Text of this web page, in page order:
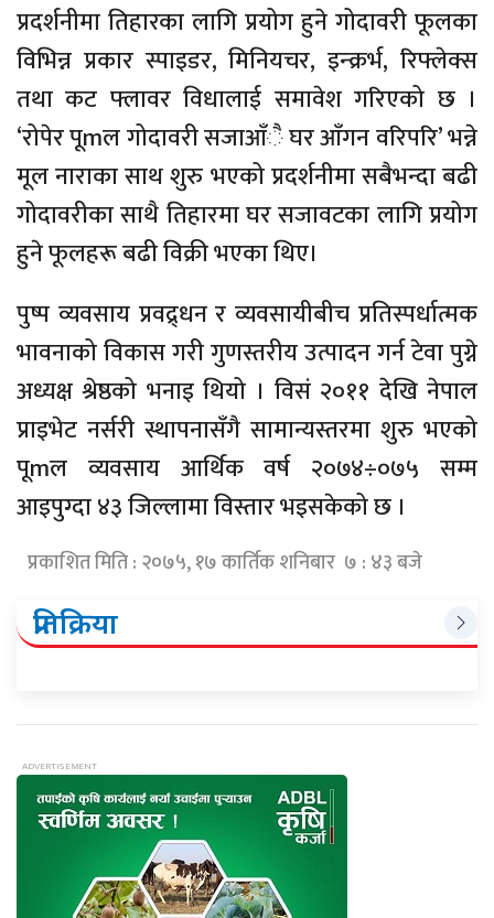
प्रदर्शनीमा तिहारका लागि प्रयोग हुने गोदावरी फूलका
विभिन्न प्रकार स्पाइडर, मिनियचर, इन्क्रर्भ, रिफ्लेक्स
तथा कट फ्लावर विधालाई समावेश गरिएको छ ।
‘रोपेर पूmल गोदावरी सजाआँै घर आँगन वरिपरि’ भन्ने
मूल नाराका साथ शुरु भएको प्रदर्शनीमा सबैभन्दा बढी
गोदावरीका साथै तिहारमा घर सजावटका लागि प्रयोग
हुने फूलहरू बढी विक्री भएका थिए।
पुष्प व्यवसाय प्रवद्र्धन र व्यवसायीबीच प्रतिस्पर्धात्मक
भावनाको विकास गरी गुणस्तरीय उत्पादन गर्न टेवा पुग्ने
अध्यक्ष श्रेष्ठको भनाइ थियो । विसं २०११ देखि नेपाल
प्राइभेट नर्सरी स्थापनासँगै सामान्यस्तरमा शुरु भएको
पूmल व्यवसाय आर्थिक वर्ष २०७४÷०७५ सम्म
आइपुग्दा ४३ जिल्लामा विस्तार भइसकेको छ ।
प्रकाशित मिति : २०७५, १७ कार्तिक शनिबार ७ : ४३ बजे
प्रतिक्रिया